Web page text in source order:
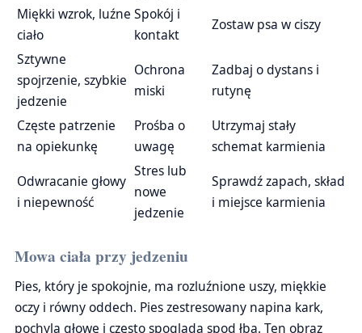
Miękki wzrok, luźne
ciało
Spokój i
kontakt
Zostaw psa w ciszy
Sztywne
spojrzenie, szybkie
jedzenie
Ochrona
miski
Zadbaj o dystans i
rutynę
Częste patrzenie
na opiekunkę
Prośba o
uwagę
Utrzymaj stały
schemat karmienia
Odwracanie głowy
i niepewność
Stres lub
nowe
jedzenie
Sprawdź zapach, skład
i miejsce karmienia
Mowa ciała przy jedzeniu
Pies, który je spokojnie, ma rozluźnione uszy, miękkie
oczy i równy oddech. Pies zestresowany napina kark,
pochyla głowę i często spogląda spod łba. Ten obraz